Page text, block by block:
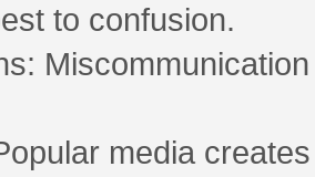
to confusion.
media